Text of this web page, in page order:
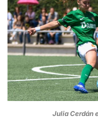
Julia Cerdán